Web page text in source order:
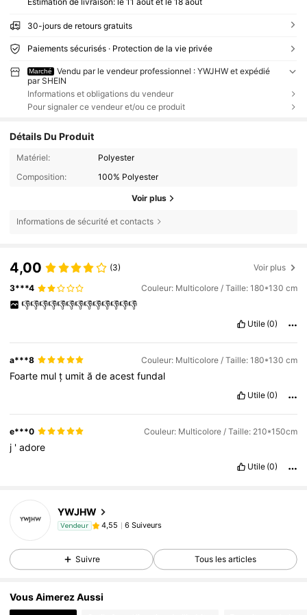
30-jours de retours gratuits
Paiements sécurisés · Protection de la vie privée
Marché
Vendu par le vendeur professionnel : YWJHW et expédié
par SHEIN
Informations et obligations du vendeur
Pour signaler ce vendeur et/ou ce produit
Détails Du Produit
Matériel:
Polyester
Composition:
100% Polyester
Voir plus
Informations de sécurité et contacts
4,00 (3) Voir plus
3***4 Couleur: Multicolore / Taille: 180*130 cm
👎👎👎👎👎👎👎👎👎👎👎👎👎
Utile (0)
a***8 Couleur: Multicolore / Taille: 180*130 cm
Foarte mulț umitădeacestfundal
Utile (0)
e***0 Couleur: Multicolore / Taille: 210*150cm
j 'adore
Utile (0)
YWJHW
Vendeur 4,55 6 Suiveurs
Suivre Tous les articles
Vous Aimerez Aussi